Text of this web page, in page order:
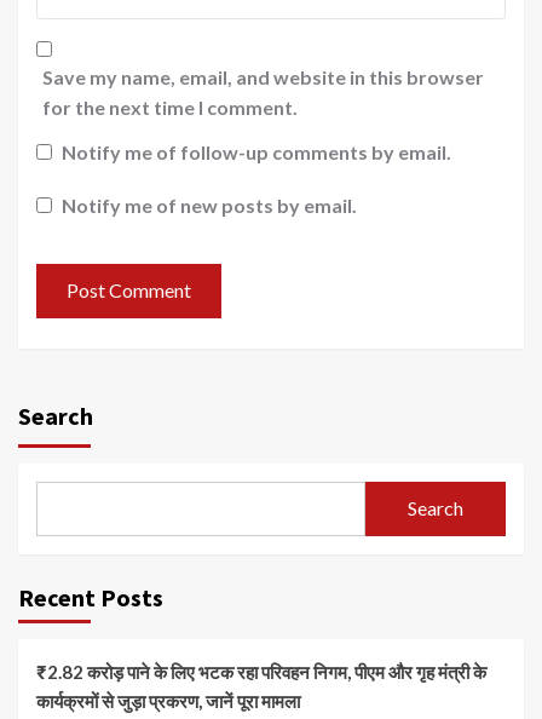
Save my name, email, and website in this browser
for the next time I comment.
Notify me of follow-up comments by email.
Notify me of new posts by email.
Search
Search
Recent Posts
₹2.82 करोड़ पाने के लिए भटक रहा परिवहन निगम, पीएम और गृह मंत्री के
कार्यक्रमों से जुड़ा प्रकरण, जानें पूरा मामला